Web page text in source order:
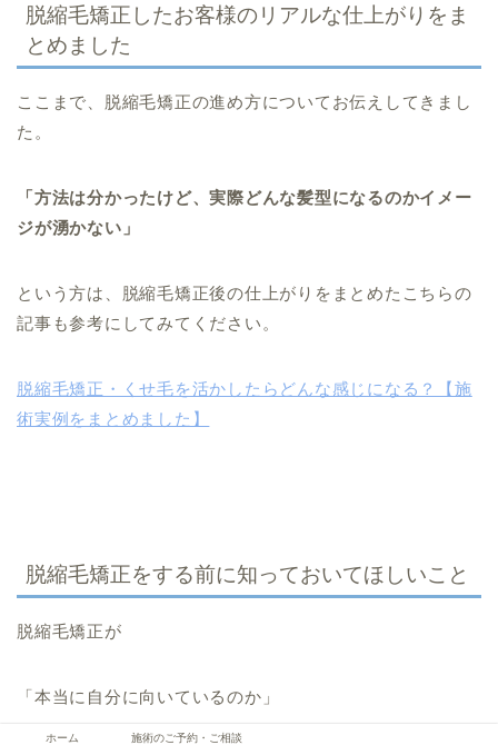
脱縮毛矯正したお客様のリアルな仕上がりをま
とめました
ここまで、脱縮毛矯正の進め方についてお伝えしてきまし
た。
「方法は分かったけど、実際どんな髪型になるのかイメー
ジが湧かない」
という方は、脱縮毛矯正後の仕上がりをまとめたこちらの
記事も参考にしてみてください。
脱縮毛矯正・くせ毛を活かしたらどんな感じになる？【施
術実例をまとめました】
脱縮毛矯正をする前に知っておいてほしいこと
脱縮毛矯正が
「本当に自分に向いているのか」
ホーム 施術のご予約・ご相談